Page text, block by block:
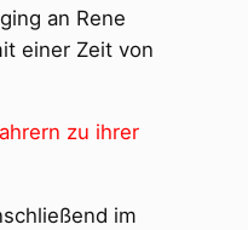
an Rene
einer Zeit von
zu ihrer
im